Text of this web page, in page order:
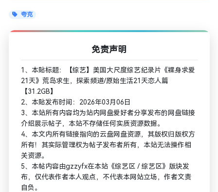
夸克
免责声明
1、本贴标题：【综艺】美国大尺度综艺纪录片《裸身求爱
21天》荒岛求生，探索频道/原始生活21天恋人篇
【31.2GB】
2、本贴发布时间：2026年03月06日
3、本站所有内容均为站内网盘爱好者分享发布的网盘链接
介绍展示帖子，本站不存储任何实质资源数据。
4、本文内所有链接指向的云盘网盘资源，其版权归版权方
所有！其实际管理权为帖子发布者所有，本站无法操作相
关资源。
5、本帖内容由gzzyfx在本站《综艺区 / 综艺区》版块发
布，仅代表作者本人观点，不代表本网站立场，作者文责
自负。